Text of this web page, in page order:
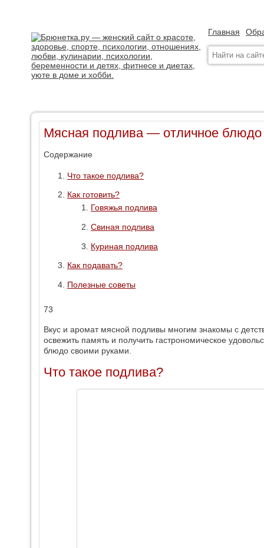
Главная
Мясная подлива — отличное блюдо
Содержание
Что такое подлива?
Как готовить?
Говяжья подлива
Свиная подлива
Куриная подлива
Как подавать?
Полезные советы
73
Вкус и аромат мясной подливы многим знакомы с
освежить память и получить гастрономическое
блюдо своими руками.
Что такое подлива?